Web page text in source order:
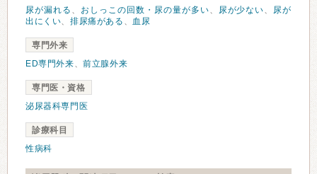
尿が漏れる 、 おしっこの回数・尿の量が多い、 尿が少ない、 尿が
出にくい、排尿痛がある 、 血尿
専門外来
ED専門外来、前立腺外来
専門医・資格
泌尿器科専門医
診療科目
性病科